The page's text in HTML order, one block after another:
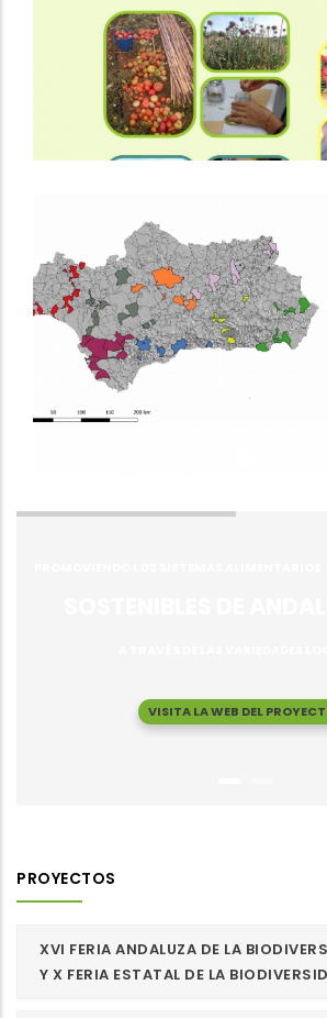
VISITA LA WEB DEL
PROYECTOS
XVI FERIA ANDALUZA DE LA
Y X FERIA ESTATAL DE LA